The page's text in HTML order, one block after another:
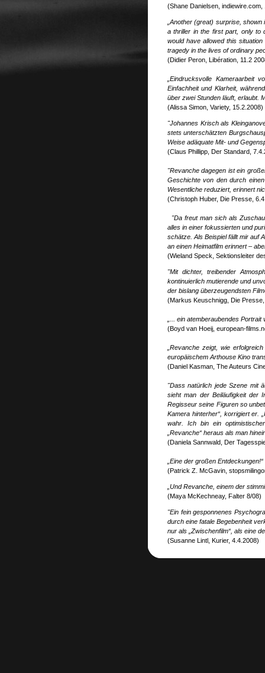
(Shane Danielsen, indiewire.com,
„Another (great) surprise,
a thriller in the first part, only to
would have allowed this
tragedy in the lives of ordinary
(Didier Peron, Libération, 11.2
„Eindrucksvolle Kameraarbeit
Einfachheit und Klarheit,
über zwei Stunden läuft, erlaubt.
(Alissa Simon, Variety, 15.2.2008)
"Johannes Krisch als
stets unterschätzten
Weise adäquate Mit- und
(Claus Phillipp, Der Standard,
"Revanche dagegen ist ein
Geschichte von den durch
Wesentliche reduziert, erinnert
(Christoph Huber, Die Presse,
"Da freut man sich als
alles in einer fokussierten und
schätze. Als Beispiel fällt mir auf
an einen Heimatfilm erinnert –
(Wieland Speck, Sektionsleiter
"Mit dichter, treibender
kontinuierlich mutierende und
der bislang überzeugendsten
(Markus Keuschnigg, Die
„... ein atemberaubendes
(Boyd van Hoeij, european-
„Revanche zeigt, wie
europäischem Arthouse Kino
(Daniel Kasman, The Auteurs
"Dass natürlich jede Szene mit
sieht man der Beiläufigkeit der
Regisseur seine Figuren so
Kamera hinterher“, korrigiert er.
wahr. Ich bin ein
„Revanche“ heraus als man
(Daniela Sannwald, Der
„Eine der großen Entdeckungen!“
(Patrick Z. McGavin,
„Und Revanche, einem der
(Maya McKechneay, Falter 8/08)
"Ein fein gesponnenes
durch eine fatale Begebenheit
nur als „Zwischenfilm“, als eine
(Susanne Lintl, Kurier, 4.4.2008)